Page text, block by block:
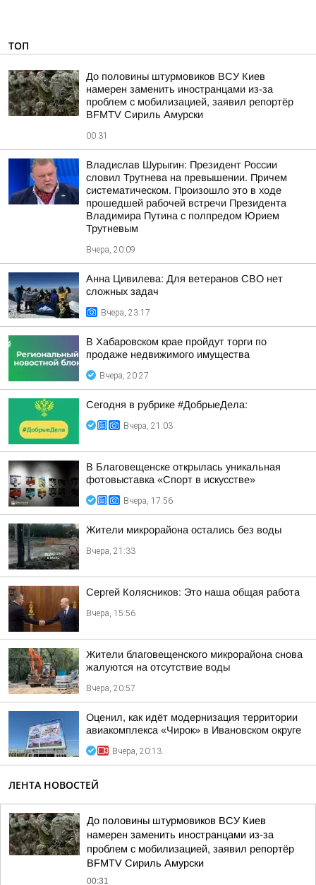
ТОП
До половины штурмовиков ВСУ Киев
намерен заменить иностранцами из-за
проблем с мобилизацией, заявил репортёр
BFMTV Сириль Амурски
00:31
Владислав Шурыгин: Президент России
словил Трутнева на превышении. Причем
систематическом. Произошло это в ходе
прошедшей рабочей встречи Президента
Владимира Путина с полпредом Юрием
Трутневым
Вчера, 20:09
Анна Цивилева: Для ветеранов СВО нет
сложных задач
Вчера, 23:17
В Хабаровском крае пройдут торги по
продаже недвижимого имущества
Вчера, 20:27
Сегодня в рубрике #ДобрыеДела:
Вчера, 21:03
В Благовещенске открылась уникальная
фотовыставка «Спорт в искусстве»
Вчера, 17:56
Жители микрорайона остались без воды
Вчера, 21:33
Сергей Колясников: Это наша общая работа
Вчера, 15:56
Жители благовещенского микрорайона снова
жалуются на отсутствие воды
Вчера, 20:57
Оценил, как идёт модернизация территории
авиакомплекса «Чирок» в Ивановском округе
Вчера, 20:13
ЛЕНТА НОВОСТЕЙ
До половины штурмовиков ВСУ Киев
намерен заменить иностранцами из-за
проблем с мобилизацией, заявил репортёр
BFMTV Сириль Амурски
00:31